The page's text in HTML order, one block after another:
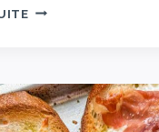
TRANSFORMEZ
POMMES
DE
TERRE